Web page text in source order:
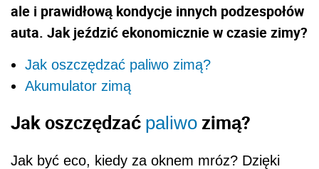
ale i prawidłową kondycje innych podzespołów
auta. Jak jeździć ekonomicznie w czasie zimy?
Jak oszczędzać paliwo zimą?
Akumulator zimą
Jak oszczędzać paliwo zimą?
Jak być eco, kiedy za oknem mróz? Dzięki